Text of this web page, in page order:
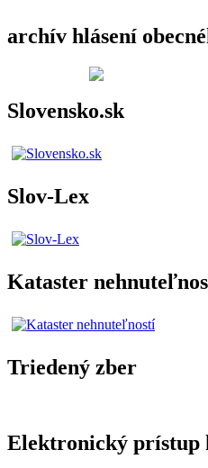
archív hlásení
Slovensko.sk
Slov-Lex
Kataster
Triedený zber
Elektronický prístup